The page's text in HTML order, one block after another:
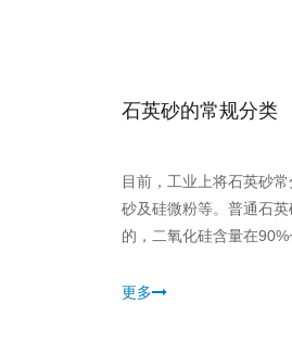
石英砂的常规分类
目前，工业上将石英砂
砂及硅微粉等。普通石
的，二氧化硅含量在
不局限于用酸洗进行处
更多